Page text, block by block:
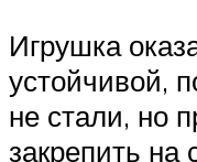
Игрушка
устойчивой,
не стали, но
закрепить на